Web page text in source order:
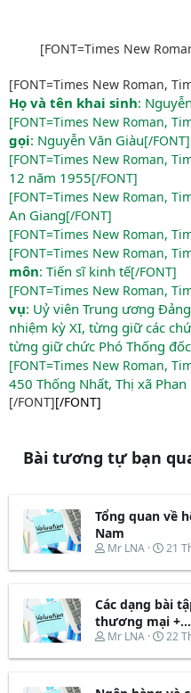
[FONT=Times New
[FONT=Times New Roman,
Họ và tên khai sinh:
[FONT=Times New Roman,
gọi: Nguyễn Văn Giàu[/FONT]
[FONT=Times New Roman,
12 năm 1955[/FONT]
[FONT=Times New Roman,
An Giang[/FONT]
[FONT=Times New Roman,
[FONT=Times New Roman,
môn: Tiến sĩ kinh tế[/FONT]
[FONT=Times New Roman,
vụ: Uỷ viên Trung ương
nhiệm kỳ XI, từng giữ các
từng giữ chức Phó Thống
[FONT=Times New Roman,
450 Thống Nhất, Thị xã
[/FONT][/FONT]
Bài tương tự bạn
Tổng quan về
Nam
T
r
a
d
s
a
t
Mr LNA
N
à
b
ắ
t
ầ
21
Các dạng bài
thương mại +...
T
r
Mr LNA
N
à
22